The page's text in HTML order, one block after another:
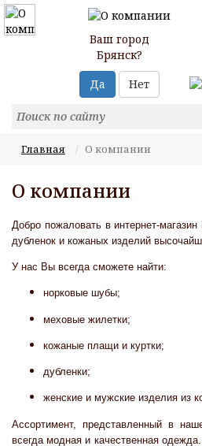
Ваш город
Брянск?
Да
Нет
Главная О компании
О компании
Добро пожаловать в интернет-магазин
дубленок и кожаных изделий
У нас Вы всегда сможете найти:
норковые шубы;
меховые жилетки;
кожаные плащи и куртки;
дубленки;
женские и мужские изделия из
Ассортимент, представленный в
всегда модная и качественная